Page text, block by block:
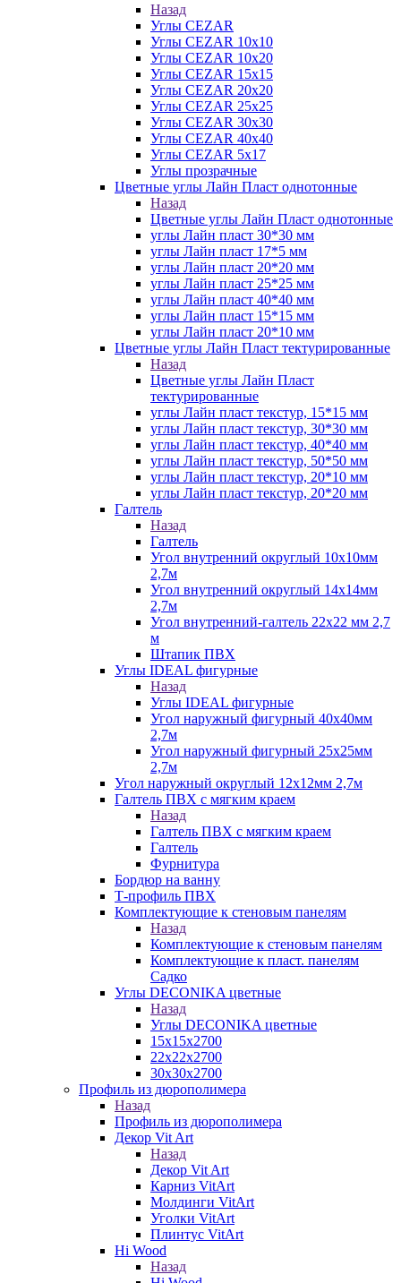
Назад
Углы CEZAR
Углы CEZAR 10х10
Углы CEZAR 10х20
Углы CEZAR 15х15
Углы CEZAR 20х20
Углы CEZAR 25х25
Углы CEZAR 30х30
Углы CEZAR 40х40
Углы CEZAR 5х17
Углы прозрачные
Цветные углы Лайн Пласт однотонные
Назад
Цветные углы Лайн Пласт однотонные
углы Лайн пласт 30*30 мм
углы Лайн пласт 17*5 мм
углы Лайн пласт 20*20 мм
углы Лайн пласт 25*25 мм
углы Лайн пласт 40*40 мм
углы Лайн пласт 15*15 мм
углы Лайн пласт 20*10 мм
Цветные углы Лайн Пласт тектурированные
Назад
Цветные углы Лайн Пласт
тектурированные
углы Лайн пласт текстур, 15*15 мм
углы Лайн пласт текстур, 30*30 мм
углы Лайн пласт текстур, 40*40 мм
углы Лайн пласт текстур, 50*50 мм
углы Лайн пласт текстур, 20*10 мм
углы Лайн пласт текстур, 20*20 мм
Галтель
Назад
Галтель
Угол внутренний округлый 10х10мм
2,7м
Угол внутренний округлый 14х14мм
2,7м
Угол внутренний-галтель 22х22 мм 2,7
м
Штапик ПВХ
Углы IDEAL фигурные
Назад
Углы IDEAL фигурные
Угол наружный фигурный 40х40мм
2,7м
Угол наружный фигурный 25х25мм
2,7м
Угол наружный округлый 12х12мм 2,7м
Галтель ПВХ с мягким краем
Назад
Галтель ПВХ с мягким краем
Галтель
Фурнитура
Бордюр на ванну
Т-профиль ПВХ
Комплектующие к стеновым панелям
Назад
Комплектующие к стеновым панелям
Комплектующие к пласт. панелям
Садко
Углы DECONIKA цветные
Назад
Углы DECONIKA цветные
15х15х2700
22х22х2700
30х30х2700
Профиль из дюрополимера
Назад
Профиль из дюрополимера
Декор Vit Art
Назад
Декор Vit Art
Карниз VitArt
Молдинги VitArt
Уголки VitArt
Плинтус VitArt
Hi Wood
Назад